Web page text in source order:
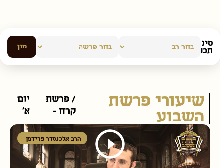
סינון
תכנים:
סנן
שיעורי פרשת
השבוע
/ פרשת
קרח -
יום
א׳
הרב אלכנסדר פרידמן